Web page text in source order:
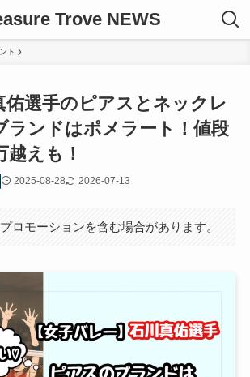
Trove NEWS
ト
佑選手のピアスとネックレ
ランドはポメラート！値段
越えも！
2025-08-28 2026-07-13
ロモーションを含む場合があります。